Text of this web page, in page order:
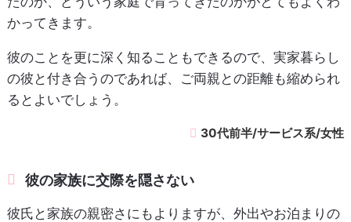
かってきます。
彼のことを更に深く知ることもできるので、実家暮らし
の彼と付き合うのであれば、ご両親との距離も縮められ
るとよいでしょう。
30代前半/サービス系/女性
彼の家族に交際を隠さない
彼氏と家族の親密さにもよりますが、外出やお泊まりの